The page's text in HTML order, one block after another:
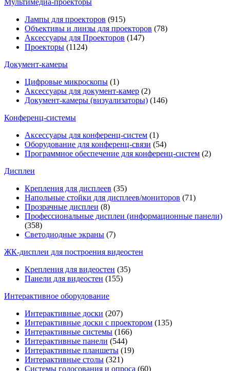
Мультимедиa-проекторы
Лампы для проекторов (915)
Объективы и линзы для проекторов (78)
Аксессуары для Проекторов (147)
Проекторы (1124)
Документ-камеры
Цифровые микроскопы (1)
Аксессуары для документ-камер (2)
Документ-камеры (визуализаторы) (146)
Конференц-системы
Аксессуары для конференц-систем (1)
Оборудование для конференц-связи (54)
Программное обеспечение для конференц-систем (2)
Дисплеи
Крепления для дисплеев (35)
Напольные стойки для дисплеев/мониторов (71)
Прозрачные дисплеи (8)
Профессиональные дисплеи (информационные панели)
(358)
Светодиодные экраны (7)
ЖК-дисплеи для построения видеостен
Крепления для видеостен (35)
Панели для видеостен (155)
Интерактивное оборудование
Интерактивные доски (207)
Интерактивные доски с проектором (135)
Интерактивные системы (166)
Интерактивные панели (544)
Интерактивные планшеты (19)
Интерактивные столы (321)
Системы голосования и опроса (60)